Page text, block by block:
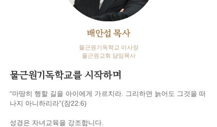
배안섭 목사
물근원기독학교 이사장
물근원교회 담임목사
물근원기독학교를 시작하며
“마땅히 행할 길을 아이에게 가르치라. 그리하면 늙어도 그것을 떠
나지 아니하리라”(잠22:6)
성경은 자녀교육을 강조합니다.